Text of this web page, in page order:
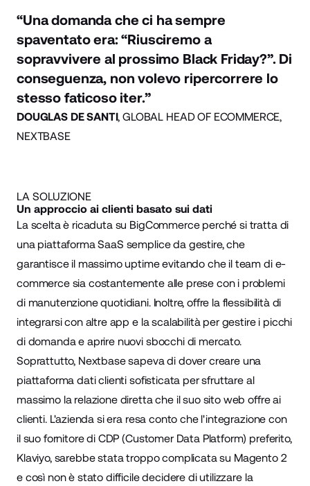
“Una domanda che ci ha sempre
spaventato era: “Riusciremo a
sopravvivere al prossimo Black Friday?”. Di
conseguenza, non volevo ripercorrere lo
stesso faticoso iter.”
DOUGLAS DE SANTI, GLOBAL HEAD OF ECOMMERCE,
NEXTBASE
LA SOLUZIONE
Un approccio ai clienti basato sui dati
La scelta è ricaduta su BigCommerce perché si tratta di
una piattaforma SaaS semplice da gestire, che
garantisce il massimo uptime evitando che il team di e-
commerce sia costantemente alle prese con i problemi
di manutenzione quotidiani. Inoltre, offre la flessibilità di
integrarsi con altre app e la scalabilità per gestire i picchi
di domanda e aprire nuovi sbocchi di mercato.
Soprattutto, Nextbase sapeva di dover creare una
piattaforma dati clienti sofisticata per sfruttare al
massimo la relazione diretta che il suo sito web offre ai
clienti. L'azienda si era resa conto che l'integrazione con
il suo fornitore di CDP (Customer Data Platform) preferito,
Klaviyo, sarebbe stata troppo complicata su Magento 2
e così non è stato difficile decidere di utilizzare la